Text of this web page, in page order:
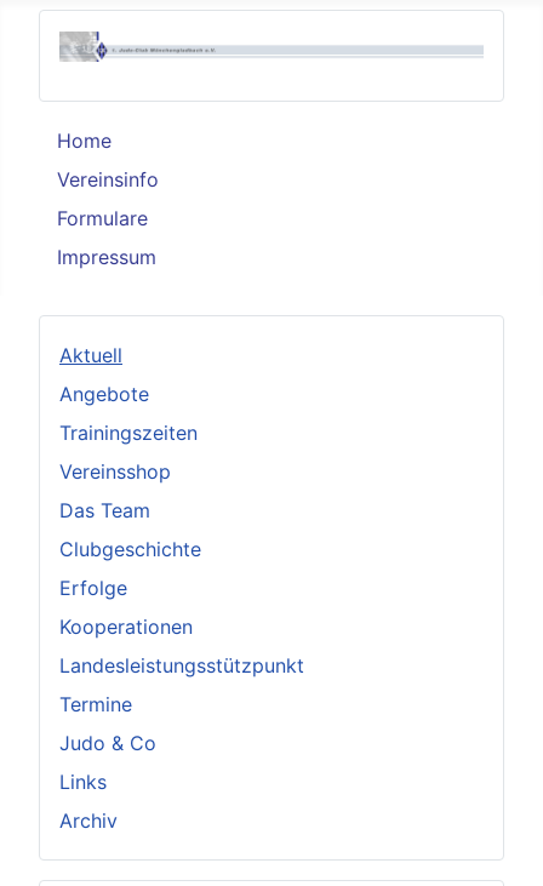
Home
Vereinsinfo
Formulare
Impressum
Aktuell
Angebote
Trainingszeiten
Vereinsshop
Das Team
Clubgeschichte
Erfolge
Kooperationen
Landesleistungsstützpunkt
Termine
Judo & Co
Links
Archiv